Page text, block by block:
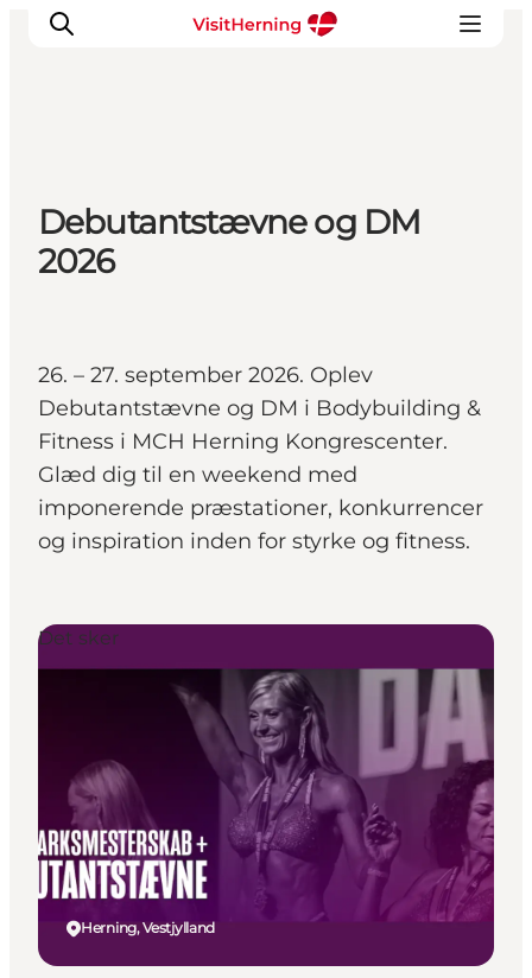
Det sker
Spis, drik og shop
Kunstlandet
Sov godt
Book overnatning
Debutantstævne og DM
2026
26. – 27. september 2026. Oplev
Debutantstævne og DM i Bodybuilding &
Fitness i MCH Herning Kongrescenter.
Glæd dig til en weekend med
imponerende præstationer, konkurrencer
og inspiration inden for styrke og fitness.
Herning, Vestjylland
Det sker